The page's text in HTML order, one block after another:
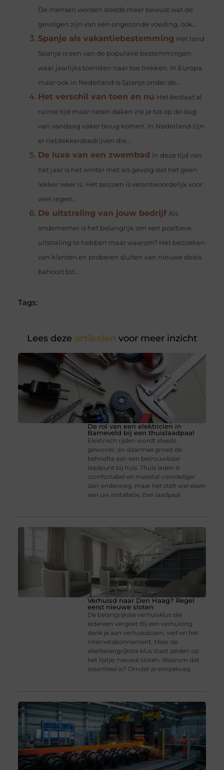
De mensen worden steeds meer bewust wat de
gevolgen zijn van een ongezonde voeding, ook...
Spanje als vakantiebestemming Het land
Spanje is een van de populaire bestemmingen
waar jaarlijks toeristen naar toe trekken. In Europa
maar ook in Nederland is Spanje onder de...
Het verschil van toen en nu Het bestaat al
ruime tijd maar rieten daken zie je tot op de dag
van vandaag vaker terug komen. In Nederland zijn
er rietdekkersbedrijven die...
De luxe van een zwembad In deze tijd van
het jaar is het winter met als gevolg dat het geen
lekker weer is. Het seizoen is verantwoordelijk voor
veel regen...
De uitstraling van jouw bedrijf Als
ondernemer is het belangrijk om een positieve
uitstraling te hebben maar waarom? Het bezoeken
van klanten en proberen sluiten van nieuwe deals
behoort tot...
Tags:
Lees deze artikelen voor meer inzicht
De rol van een elektricien in
Barneveld bij een thuislaadpaal
Elektrisch rijden wordt steeds
gewoner, en daarmee groeit de
behoefte aan een betrouwbaar
laadpunt bij huis. Thuis laden is
comfortabel en meestal voordeliger
dan onderweg, maar het stelt wel eisen
aan uw installatie. Een laadpaal
Verhuisd naar Den Haag? Regel
eerst nieuwe sloten
De belangrijkste verhuisklus die
iedereen vergeet Bij een verhuizing
denk je aan verhuisdozen, verf en het
internetabonnement. Maar de
allerbelangrijkste klus staat zelden op
het lijstje: nieuwe sloten. Waarom dat
essentieel is? Omdat je simpelweg